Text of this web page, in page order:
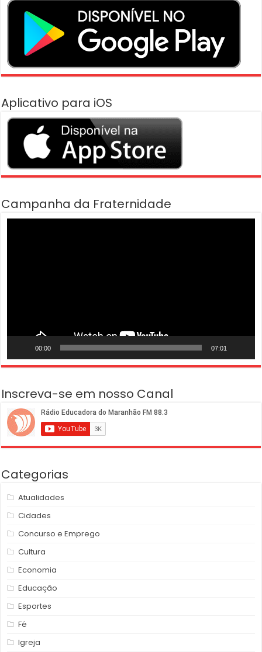
Aplicativo para iOS
Campanha da Fraternidade
00:00 07:01
Inscreva-se em nosso Canal
Categorias
Atualidades
Cidades
Concurso e Emprego
Cultura
Economia
Educação
Esportes
Fé
Igreja